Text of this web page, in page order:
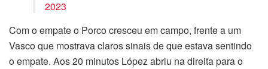
2023
Com o empate o Porco cresceu em campo, frente a um
Vasco que mostrava claros sinais de que estava sentindo
o empate. Aos 20 minutos López abriu na direita para o